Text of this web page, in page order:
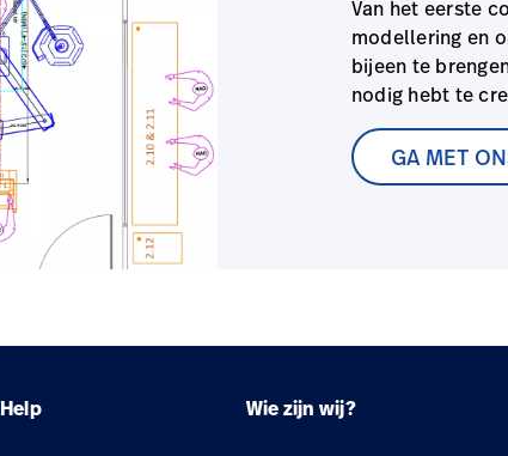
Van het eerste
modellering en
bijeen te
nodig hebt te
GA MET
Help Wie zijn wij?